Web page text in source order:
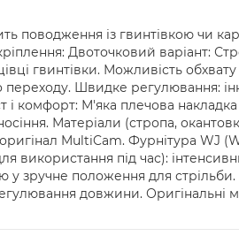
поводження із гвинтівкою чи
Двоточковий варіант:
гвинтівки. Можливість
переходу. Швидке регулювання:
комфорт: М'яка плечова
Матеріали (стропа,
MultiCam. Фурнітура WJ
використання під час):
зручне положення для
довжини. Оригінальні